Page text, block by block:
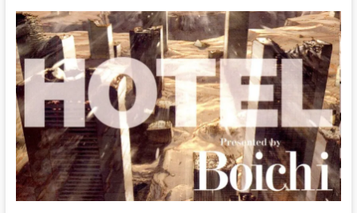
Kaijus,
robots
gigantes
y
la
era
glacial